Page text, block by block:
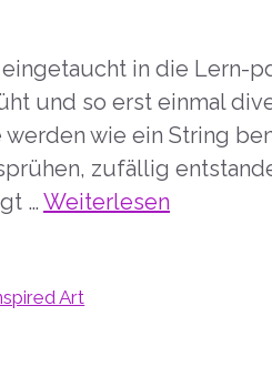
in die Lern-
und so erst einmal
wie ein String
zufällig
… Weiterlesen
Art